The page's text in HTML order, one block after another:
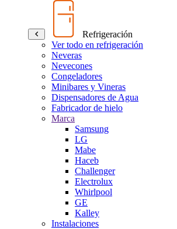
Refrigeración
Ver todo en refrigeración
Neveras
Nevecones
Congeladores
Minibares y Vineras
Dispensadores de Agua
Fabricador de hielo
Marca
Samsung
LG
Mabe
Haceb
Challenger
Electrolux
Whirlpool
GE
Kalley
Instalaciones